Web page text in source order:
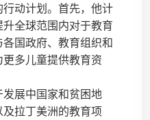
动计划。首先，他计
全球范围内对于教育
国政府、教育组织和
多儿童提供教育资
展中国家和贫困地
拉丁美洲的教育项